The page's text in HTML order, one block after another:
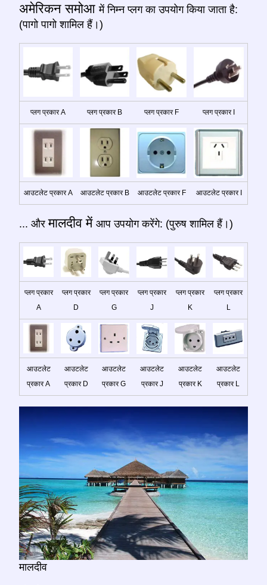
अमेरिकन समोआमें निम्न प्लग का उपयोग किया जाता है:
(पागो पागो शामिल हैं।)
प्लग प्रकार A प्लग प्रकार B प्लग प्रकार F प्लग प्रकार I
आउटलेट प्रकार A आउटलेट प्रकार B आउटलेट प्रकार F आउटलेट प्रकार I
... औरमालदीव में आप उपयोग करेंगे: (पुरुष शामिल हैं।)
प्लग प्रकार
A
प्लग प्रकार
D
प्लग प्रकार
G
प्लग प्रकार
J
प्लग प्रकार
K
प्लग प्रकार
L
आउटलेट
प्रकार A
आउटलेट
प्रकार D
आउटलेट
प्रकार G
आउटलेट
प्रकार J
आउटलेट
प्रकार K
आउटलेट
प्रकार L
मालदीव